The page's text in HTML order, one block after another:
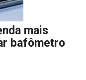
mais
bafômetro